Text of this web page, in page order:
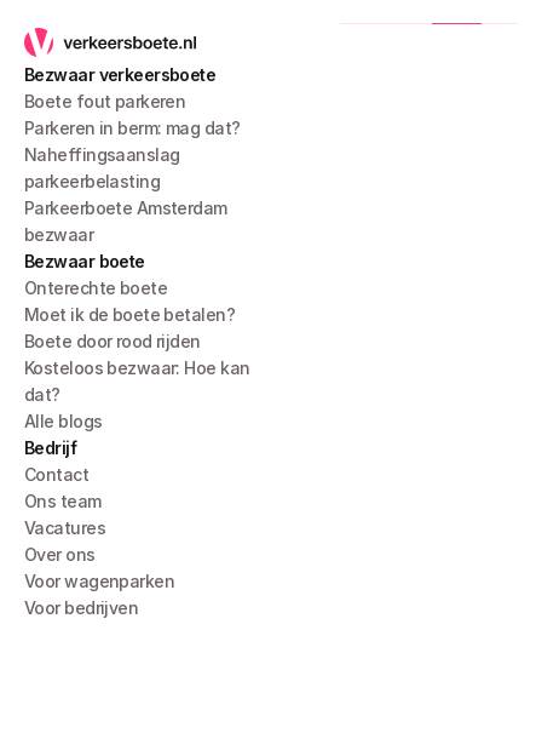
Bezwaar verkeersboete
Boete fout parkeren
Parkeren in berm: mag dat?
Naheffingsaanslag
parkeerbelasting
Parkeerboete Amsterdam
bezwaar
Bezwaar boete
Onterechte boete
Moet ik de boete betalen?
Boete door rood rijden
Kosteloos bezwaar: Hoe kan
dat?
Alle blogs
Bedrijf
Contact
Ons team
Vacatures
Over ons
Voor wagenparken
Voor bedrijven